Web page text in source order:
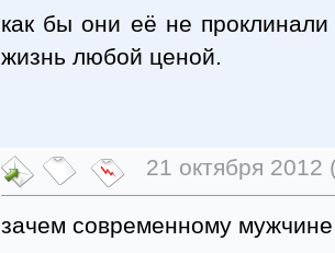
как бы они её не
жизнь любой ценой.
21 октября 2012
зачем современному